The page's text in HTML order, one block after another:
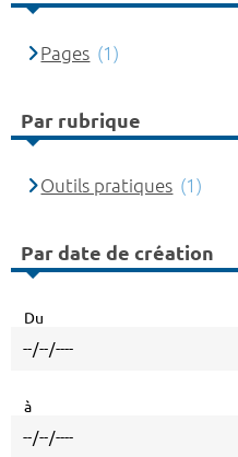
Pages (1)
Par rubrique
Outils pratiques (1)
Par date de création
Du
à